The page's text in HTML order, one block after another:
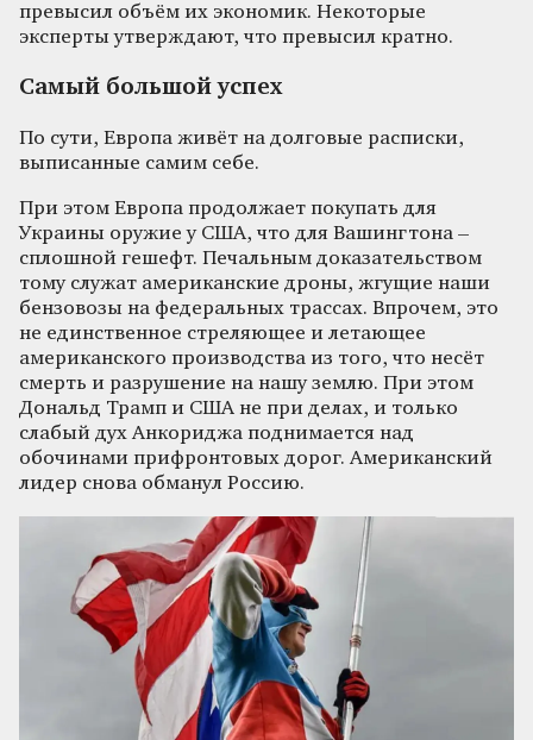
превысил объём их экономик. Некоторые
эксперты утверждают, что превысил кратно.
Самый большой успех
По сути, Европа живёт на долговые расписки,
выписанные самим себе.
При этом Европа продолжает покупать для
Украины оружие у США, что для Вашингтона –
сплошной гешефт. Печальным доказательством
тому служат американские дроны, жгущие наши
бензовозы на федеральных трассах. Впрочем, это
не единственное стреляющее и летающее
американского производства из того, что несёт
смерть и разрушение на нашу землю. При этом
Дональд Трамп и США не при делах, и только
слабый дух Анкориджа поднимается над
обочинами прифронтовых дорог. Американский
лидер снова обманул Россию.